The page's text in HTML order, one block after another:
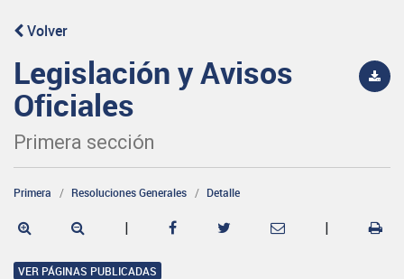
Volver
Legislación y Avisos
Oficiales
Primera sección
Primera Resoluciones Generales Detalle
| |
VER PÁGINAS PUBLICADAS